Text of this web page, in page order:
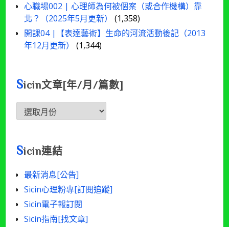
心職場002 | 心理師為何被個案（或合作機構）靠
北？（2025年5月更新）
(1,358)
開課04 |【表達藝術】生命的河流活動後記（2013
年12月更新）
(1,344)
Sicin文章[年/月/篇數]
Sicin
文
[年/
月/
數]
Sicin連結
最新消息[公告]
Sicin心理粉專[訂閱追蹤]
Sicin電子報訂閱
Sicin指南[找文章]